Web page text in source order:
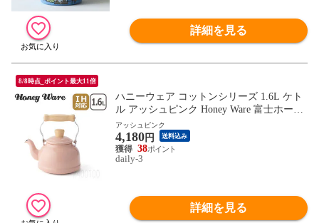
詳細を見る
8/8時点_ポイント最大11倍
ハニーウェア コットンシリーズ 1.6L ケト
ル アッシュピンク Honey Ware 富士ホーロ
ー IH対応 直火（ガス火）対応 【北海道・
沖縄は990円加算】how077-12
アッシュピンク
4,180円 送料込み
38
daily-3
詳細を見る